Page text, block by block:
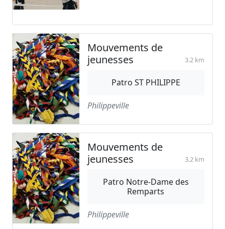
Mouvements de
jeunesses
3.2 km
Patro ST PHILIPPE
Philippeville
Mouvements de
jeunesses
3.2 km
Patro Notre-Dame des
Remparts
Philippeville